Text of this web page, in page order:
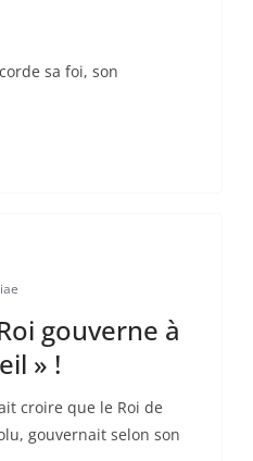
sa foi, son
gouverne à
» !
croire que le Roi de
gouvernait selon son